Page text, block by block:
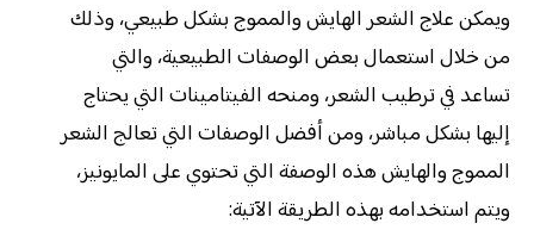
ويمكن علاج الشعر الهايش والمموج بشكل طبيعي، وذلك
من خلال استعمال بعض الوصفات الطبيعية، والتي
تساعد في ترطيب الشعر، ومنحه الفيتامينات التي يحتاج
إليها بشكل مباشر، ومن أفضل الوصفات التي تعالج الشعر
المموج والهايش هذه الوصفة التي تحتوي على المايونيز،
ويتم استخدامه بهذه الطريقة الآتية: